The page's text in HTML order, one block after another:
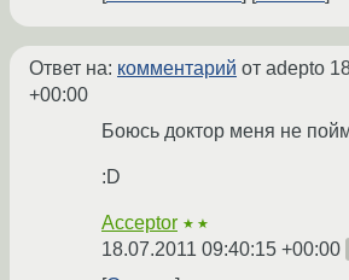
Ответ на: комментарий от adepto
+00:00
Боюсь доктор меня не
:D
Acceptor ★★
18.07.2011 09:40:15 +00:00